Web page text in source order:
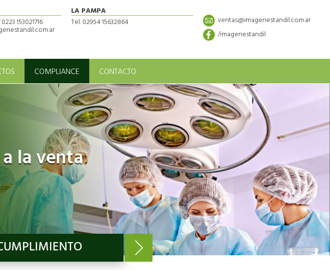
153021716
LA PAMPA
Tel. 02954 15632864
ventas@imagenestandil.com.ar
/imagenestandil
COMPLIANCE CONTACTO
la venta